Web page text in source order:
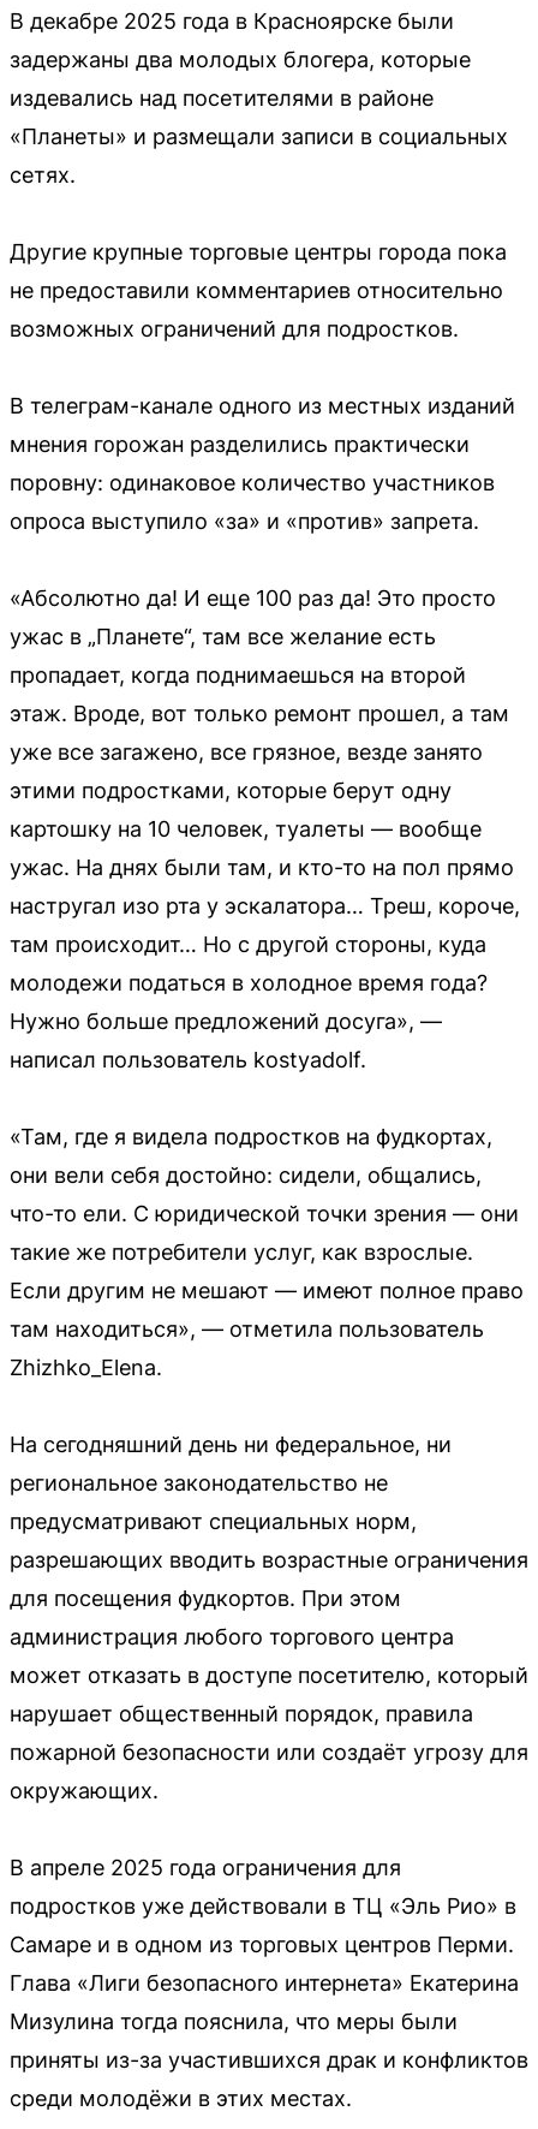
В декабре 2025 года в Красноярске были
задержаны два молодых блогера, которые
издевались над посетителями в районе
«Планеты» и размещали записи в социальных
сетях.
Другие крупные торговые центры города пока
не предоставили комментариев относительно
возможных ограничений для подростков.
В телеграм-канале одного из местных изданий
мнения горожан разделились практически
поровну: одинаковое количество участников
опроса выступило «за» и «против» запрета.
«Абсолютно да! И еще 100 раз да! Это просто
ужас в „Планете“, там все желание есть
пропадает, когда поднимаешься на второй
этаж. Вроде, вот только ремонт прошел, а там
уже все загажено, все грязное, везде занято
этими подростками, которые берут одну
картошку на 10 человек, туалеты — вообще
ужас. На днях были там, и кто-то на пол прямо
настругал изо рта у эскалатора… Треш, короче,
там происходит… Но с другой стороны, куда
молодежи податься в холодное время года?
Нужно больше предложений досуга», —
написал пользователь kostyadolf.
«Там, где я видела подростков на фудкортах,
они вели себя достойно: сидели, общались,
что-то ели. С юридической точки зрения — они
такие же потребители услуг, как взрослые.
Если другим не мешают — имеют полное право
там находиться», — отметила пользователь
Zhizhko_Elena.
На сегодняшний день ни федеральное, ни
региональное законодательство не
предусматривают специальных норм,
разрешающих вводить возрастные ограничения
для посещения фудкортов. При этом
администрация любого торгового центра
может отказать в доступе посетителю, который
нарушает общественный порядок, правила
пожарной безопасности или создаёт угрозу для
окружающих.
В апреле 2025 года ограничения для
подростков уже действовали в ТЦ «Эль Рио» в
Самаре и в одном из торговых центров Перми.
Глава «Лиги безопасного интернета» Екатерина
Мизулина тогда пояснила, что меры были
приняты из-за участившихся драк и конфликтов
среди молодёжи в этих местах.